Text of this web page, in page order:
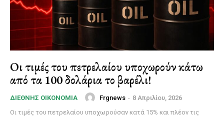
Οι τιμές του πετρελαίου υποχωρούν κάτω
από τα 100 δολάρια το βαρέλι!
ΔΙΕΘΝΉΣ ΟΙΚΟΝΟΜΊΑ Frgnews - 8 Απριλίου, 2026
Οι τιμές του πετρελαίου υποχωρούσαν κατά 15% και πλέον τις